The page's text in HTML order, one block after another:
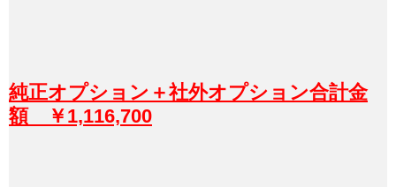
純正オプション＋社外オプション合計金
額 ￥1,116,700